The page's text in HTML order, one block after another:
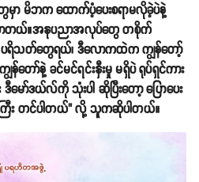
ာ မိဘက ထောက်ပံ့ပေးစရာမလိုခဲ့ပဲနဲ့
ာတယ်။အနုပညာအလုပ်တွေ တစိုက်
သတ်တွေရယ်၊ ဒီလောကထဲက ကျွန်တော့်
န်တော်နဲ့ ခင်မင်ရင်းနှီးမှု မရှိပဲ ရုပ်ရှင်ကား
ော်ဒယ်လ်ကို သုံးပါ ဆိုပြီးတော့ ပြောပေး
ကြီး တင်ပါတယ်" လို့ သူကဆိုပါတယ်။